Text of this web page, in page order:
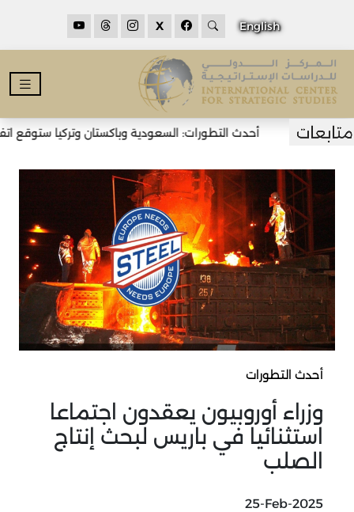
English
X
أحدث التطورات: السعودية وباكستان وتركيا ستوقع
أحدث التطورات
وزراء أوروبيون يعقدون اجتماعا
استثنائيا في باريس لبحث إنتاج
الصلب
25-Feb-2025